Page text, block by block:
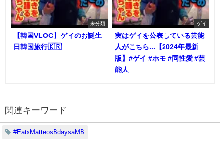
未分類
【韓国VLOG】ゲイのお誕生
日韓国旅行🇰🇷
ゲイ
実はゲイを公表している芸能
人がこちら...【2024年最新
版】#ゲイ #ホモ #同性愛 #芸
能人
関連キーワード
#EatsMatteosBdaysaMB